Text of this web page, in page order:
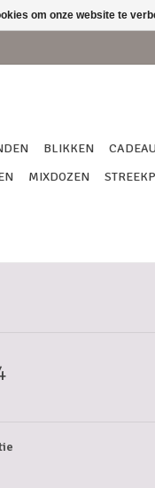
BLIKKEN
MIXDOZEN
om onze website te